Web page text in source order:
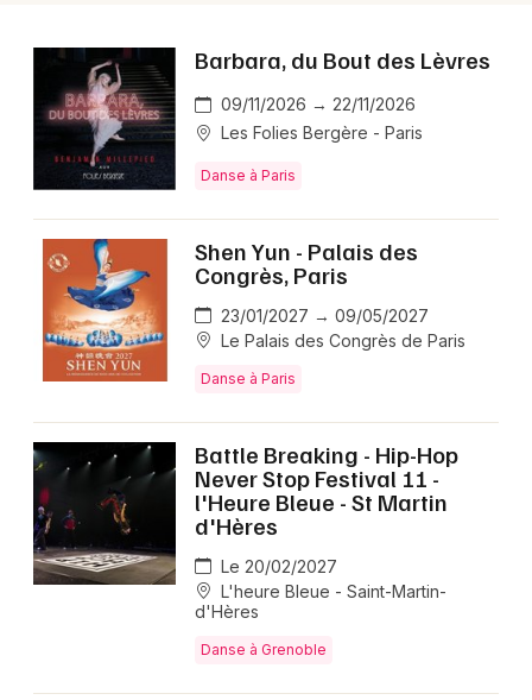
FAQ - Ulysse de Jean-Claude
Gallotta
La représentation a lieu le 6 juin 2026, date annoncée
pour cette reprise d’Ulysse portée par Josette Baïz.
🎟️ Comment acheter ses billets pour Ulysse de
Jean-Claude Gallotta en 2026 ?
des prix qui débutent à 37 € ; la forte demande justifie
une réservation rapide.
📍 Où voir Ulysse de Jean-Claude Gallotta en
2026 ?
Le spectacle se joue à Châteauvallon, scène
nationale, à Ollioules (83), dans le Var.
Barbara, du Bout des Lèvres
09/11/2026 → 22/11/2026
Les Folies Bergère - Paris
Danse à Paris
Shen Yun - Palais des
Congrès, Paris
23/01/2027 → 09/05/2027
Le Palais des Congrès de Paris
Danse à Paris
Battle Breaking - Hip-Hop
Never Stop Festival 11 -
l'Heure Bleue - St Martin
d'Hères
Le 20/02/2027
L'heure Bleue - Saint-Martin-
d'Hères
Danse à Grenoble